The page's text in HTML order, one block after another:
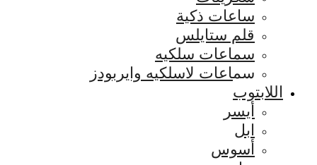
ساعات ذكية
قلم ستايلس
سماعات سلكيه
سماعات لاسلكيه وايربودز
اللابتوب
أيسر
ابل
أسوس